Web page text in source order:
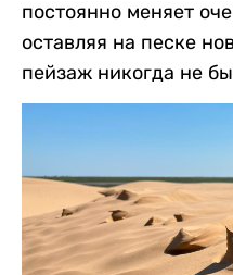
постоянно меняет
оставляя на песке
пейзаж никогда не